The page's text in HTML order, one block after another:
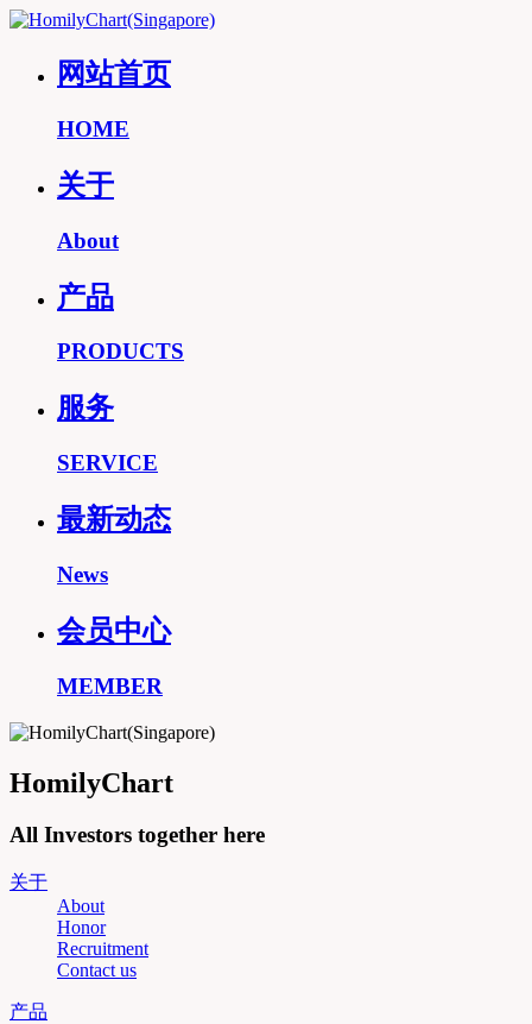
网站首页
HOME
关于
About
产品
PRODUCTS
服务
SERVICE
最新动态
News
会员中心
MEMBER
HomilyChart
All Investors together here
关于
About
Honor
Recruitment
Contact us
产品